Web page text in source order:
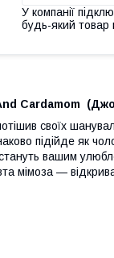
У компанії
будь-який товар
Cardamom
своїх
підійде як
вашим
мімоза —